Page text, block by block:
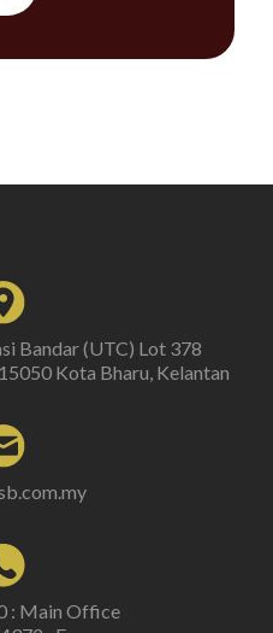
Bandar (UTC) Lot 378
Kota Bharu, Kelantan
: Main Office